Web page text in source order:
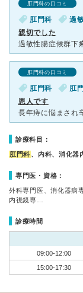
肛門科の口コミ
肛門科 過
親切でした
肛門科の口コミ
肛門科 肛
恩人です
診療科目：
肛門科 、内科、消化器
専門医・資格：
外科専門医、消化器病
内視鏡専…
診療時間
09:00-12:00
15:00-17:30